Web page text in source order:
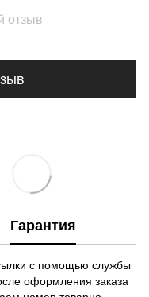
отзыв
Гарантия
с помощью службы
оформления заказа